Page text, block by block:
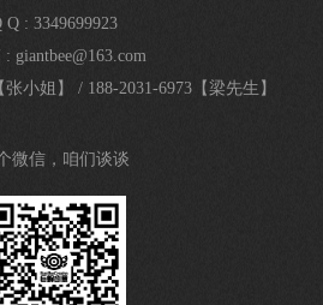
Q : 3349699923
: giantbee@163.com
张小姐】 / 188-2031-6973【梁先生】
微信，咱们谈谈